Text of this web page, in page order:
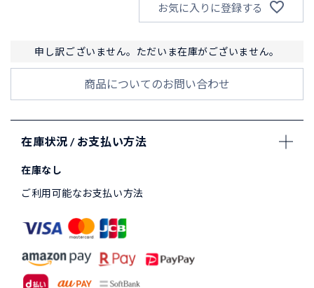
お気に入りに登録する
申し訳ございません。ただいま在庫がございません。
商品についてのお問い合わせ
在庫状況 / お支払い方法
在庫なし
ご利用可能なお支払い方法